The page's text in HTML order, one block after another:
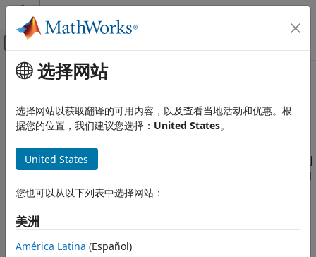
跳到内容
画布外导航菜单切换
文档主页
语言基础知识
数据类型
分类数组
本页内容
类别的顺序
如何创建有序分类数组
使用有序分类数组
主要内容
有序分类数组
类别的顺序
categorical是用于存储具有以下特征的数据的数据类型：其值来
自离散分类有限集合，可以采用自然顺序。您可以指定并重新排列
分类数组的类别可
被视为具有数学排序。当需要使用
宠物类别的离散集合
具有无意义的数学排
序。您可以使用任意类别顺序，关联的数据的意义不会改变。例
选择网站
选择网站以获取翻译的可用内容，以及查看当地活动和优惠。根
据您的位置，我们建议您选择： United States。
United States
您也可以从以下列表中选择网站：
美洲
América Latina (Español)